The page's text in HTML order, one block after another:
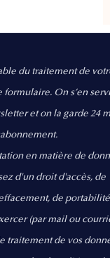
du traitement de
On s’en
et on la garde 24
en matière de
d'un droit d'accès, de
de
(par mail ou
traitement de vos